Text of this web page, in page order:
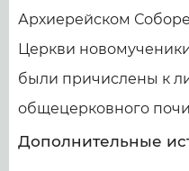
Архиерейском
Церкви
были причислены к
общецерковного
Дополнительные